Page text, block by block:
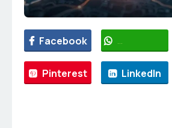
Facebook WhatsApp
Pinterest LinkedIn